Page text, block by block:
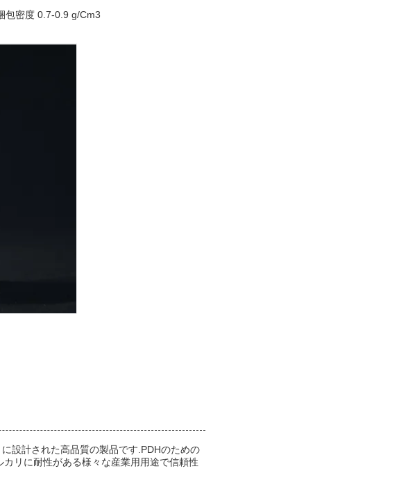
包密度 0.7-0.9 g/Cm3
設計された高品質の製品です.PDHのための
リに耐性がある様々な産業用用途で信頼性